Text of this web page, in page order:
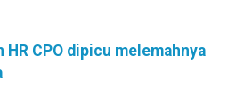
HR CPO dipicu melemahnya